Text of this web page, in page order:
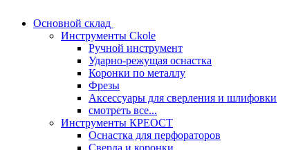
Основной склад
Инструменты Ckole
Ручной инструмент
Ударно‑режущая оснастка
Коронки по металлу
Фрезы
Аксессуары для сверления и шлифовки
смотреть все...
Инструменты КРЕОСТ
Оснастка для перфораторов
Сверла и коронки